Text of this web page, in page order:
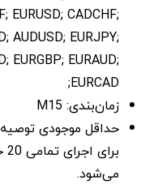
EURUSD; CADCHF;
AUDUSD; EURJPY;
EURGBP; EURAUD;
EURCAD;
زمان‌بندی: M15
می‌شود.